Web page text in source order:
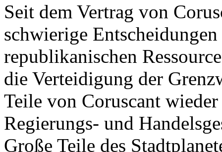
Seit dem Vertrag von
schwierige
republikanischen
die Verteidigung der
Teile von Coruscant
Regierungs- und
Große Teile des